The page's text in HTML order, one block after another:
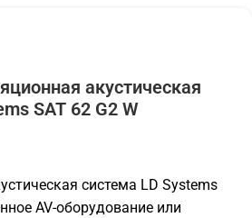
акустическая
SAT 62 G2 W
система LD Systems
AV-оборудование или